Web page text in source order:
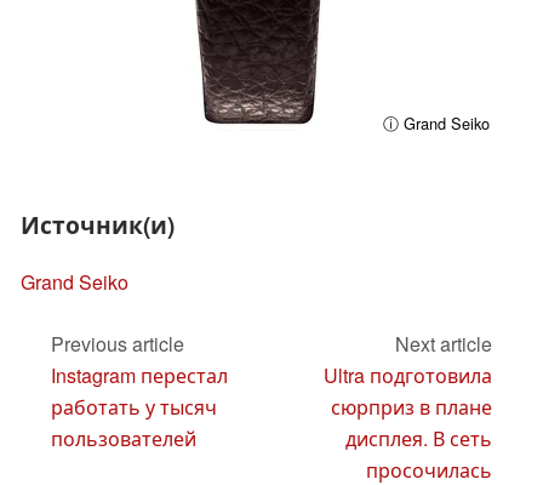
ⓘ Grand Seiko
Источник(и)
Grand Seiko
Previous article
Instagram перестал
работать у тысяч
пользователей
Next article
Ultra подготовила
сюрприз в плане
дисплея. В сеть
просочилась